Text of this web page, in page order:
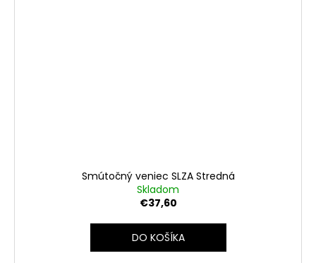
Smútočný veniec SLZA Stredná
Skladom
€37,60
DO KOŠÍKA